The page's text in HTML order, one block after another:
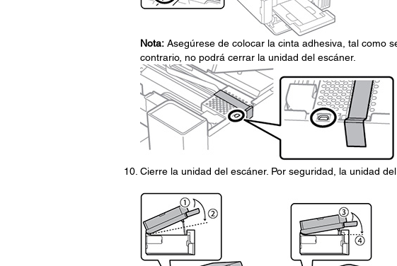
Nota:Asegúrese de colocar la cinta adhesiva, tal como
contrario, no podrá cerrar la unidad del escáner.
Cierre la unidad del escáner. Por seguridad, la unidad